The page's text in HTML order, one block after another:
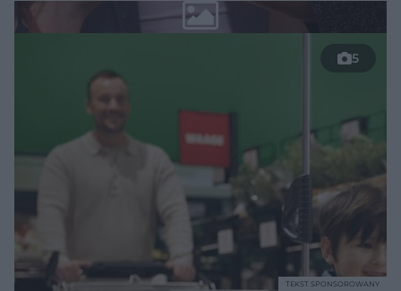
5
TEKST SPONSOROWANY